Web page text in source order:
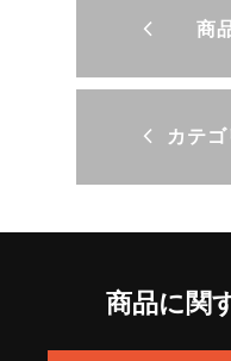
商
カテ
商品に関